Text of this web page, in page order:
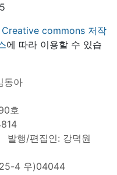
Creative commons 저작
에 따라 이용할 수 있습
동아
호
발행/편집인: 강덕원
4 우)04044